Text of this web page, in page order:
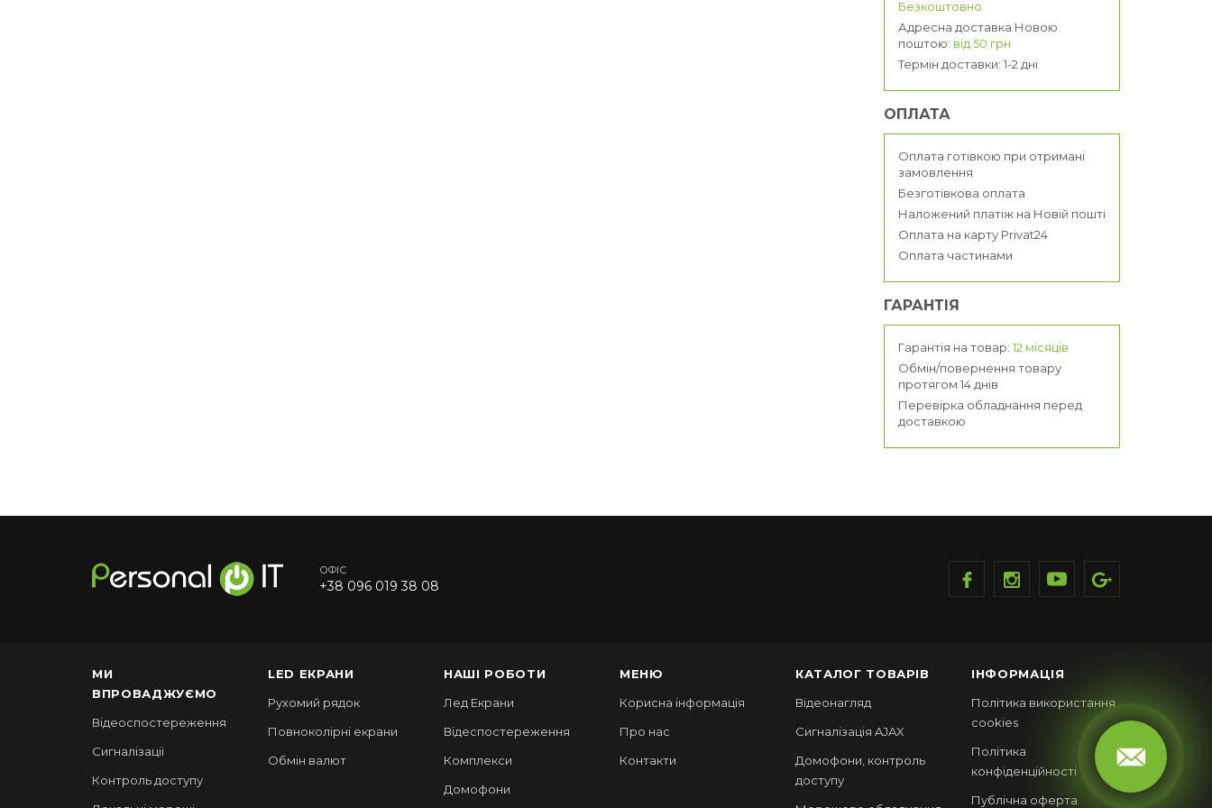
Безкоштовно
Адресна доставка Новою
поштою: від 50 грн
Термін доставки: 1-2 дні
ОПЛАТА
Оплата готівкою при отримані
замовлення
Безготівкова оплата
Наложений платіж на Новій пошті
Оплата на карту Privat24
Оплата частинами
ГАРАНТІЯ
Гарантія на товар: 12 місяців
Обмін/повернення товару
протягом 14 днів
Перевірка обладнання перед
доставкою
ОФІС
+38 096 019 38 08
МИ
ВПРОВАДЖУЄМО
Відеоспостереження
Сигналізації
Контроль доступу
LED ЕКРАНИ
Рухомий рядок
Повноколірні екрани
Обмін валют
НАШІ РОБОТИ
Лед Екрани
Відеспостереження
Комплекси
Домофони
МЕНЮ
Корисна інформація
Про нас
Контакти
КАТАЛОГ ТОВАРІВ
Відеонагляд
Сигналізація AJAX
Домофони, контроль
доступу
ІНФОРМАЦІЯ
Політика використання
cookies
Політика
конфіденційності
Публічна оферта